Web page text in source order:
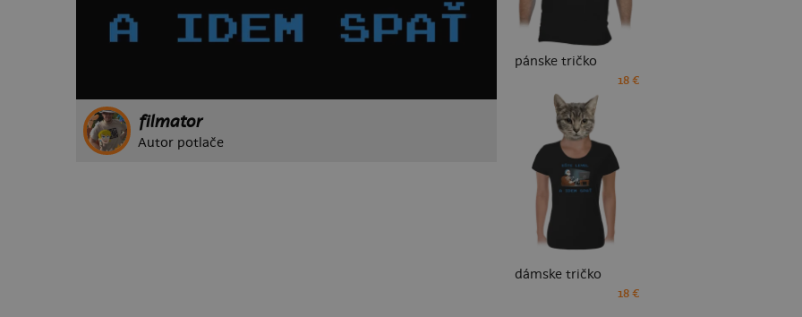
filmator
Autor potlače
pánske tričko
18 €
dámske tričko
18 €